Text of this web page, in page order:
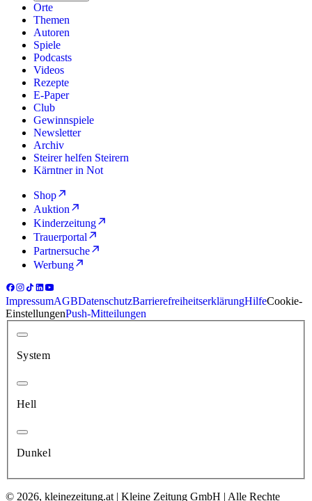
Orte
Themen
Autoren
Spiele
Podcasts
Videos
Rezepte
E-Paper
Club
Gewinnspiele
Newsletter
Archiv
Steirer helfen Steirern
Kärntner in Not
Shop
Auktion
Kinderzeitung
Trauerportal
Partnersuche
Werbung
ImpressumAGBDatenschutzBarrierefreiheitserklärungHilfeCookie-
EinstellungenPush-Mitteilungen
System
Hell
Dunkel
© 2026, kleinezeitung.at | Kleine Zeitung GmbH | Alle Rechte